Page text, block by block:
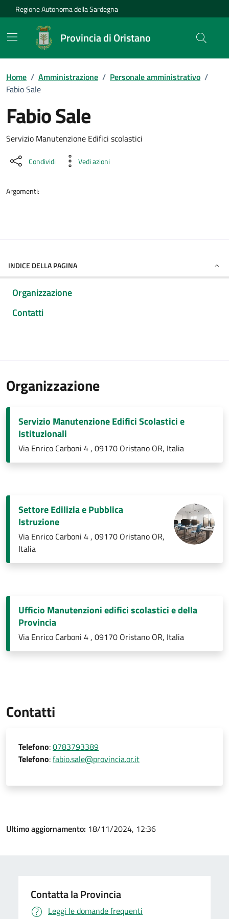
Vai ai contenuti
Vai al Footer
Regione Autonoma della Sardegna
Provincia di Oristano
Home / Amministrazione / Personale amministrativo /
Fabio Sale
Fabio Sale
Dettaglio della persona
Servizio Manutenzione Edifici scolastici
Condividi Vedi azioni
Argomenti:
INDICE DELLA PAGINA
Organizzazione
Contatti
Organizzazione
Servizio Manutenzione Edifici Scolastici e
Istituzionali
Via Enrico Carboni 4 , 09170 Oristano OR, Italia
Settore Edilizia e Pubblica
Istruzione
Via Enrico Carboni 4 , 09170 Oristano OR,
Italia
Ufficio Manutenzioni edifici scolastici e della
Provincia
Via Enrico Carboni 4 , 09170 Oristano OR, Italia
Contatti
Telefono:0783793389
Telefono:fabio.sale@provincia.or.it
Ultimo aggiornamento: 18/11/2024, 12:36
Contatta la Provincia
Leggi le domande frequenti